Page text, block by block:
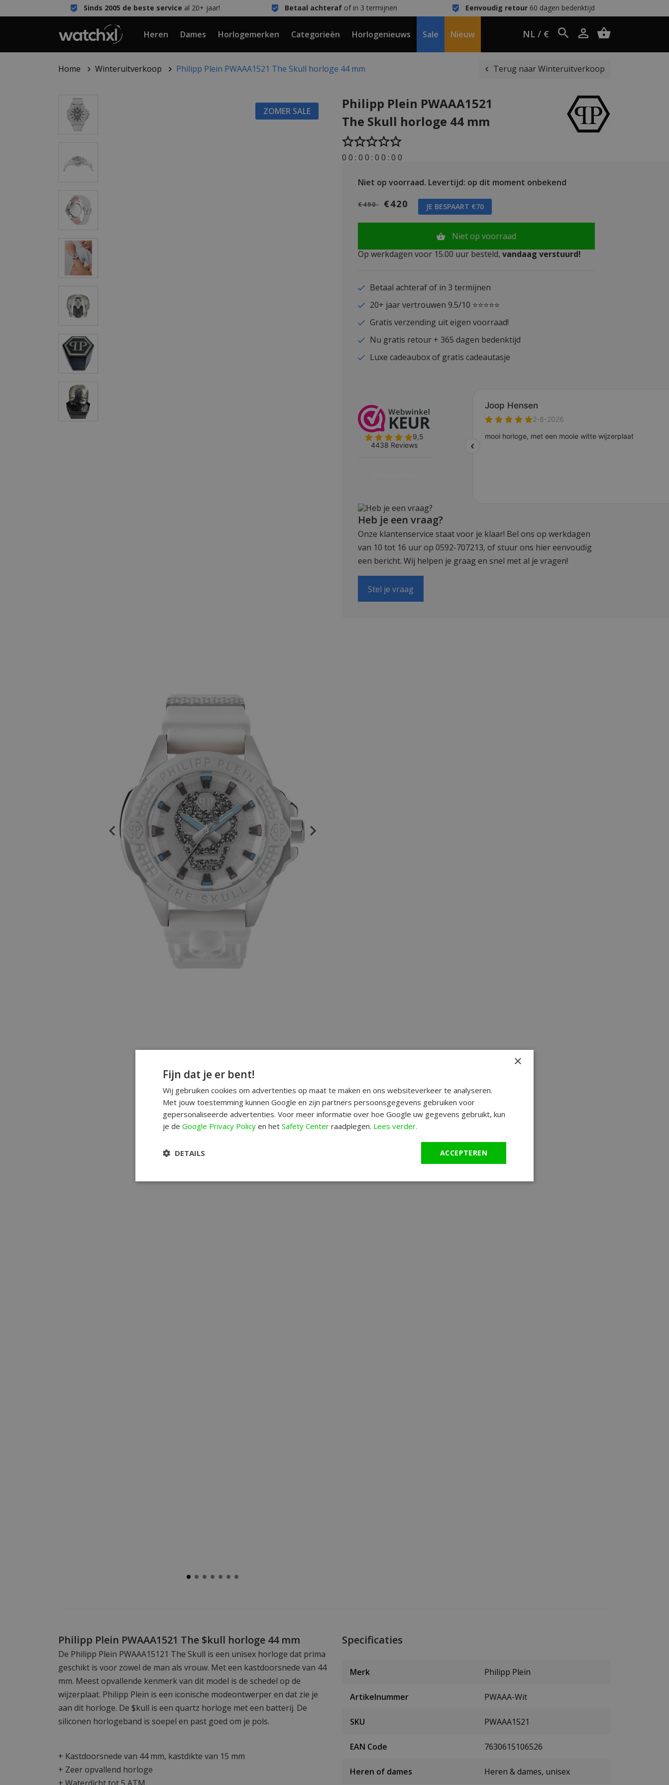
Sinds 2005 de beste service al 20+ jaar! Betaal achterafof in 3 termijnen Eenvoudig retour60 dagen bedenktijd
Heren Dames Horlogemerken Categorieën Horlogenieuws Sale Nieuw NL / €
Home Winteruitverkoop Philipp Plein PWAAA1521 The Skull horloge 44 mm Terug naar Winteruitverkoop
ZOMER SALE
Philipp Plein PWAAA1521
The Skull horloge 44 mm
0 0 : 0 0 : 0 0 : 0 0
Niet op voorraad. Levertijd: op dit moment onbekend
€490 €420 JE BESPAART €70
Niet op voorraad
Op werkdagen voor 15.00 uur besteld, vandaag verstuurd!
Betaal achteraf of in 3 termijnen
20+ jaar vertrouwen 9.5/10 ⭐⭐⭐⭐⭐
Gratis verzending uit eigen voorraad!
Nu gratis retour + 365 dagen bedenktijd
Luxe cadeaubox of gratis cadeautasje
Heb je een vraag?
Onze klantenservice staat voor je klaar! Bel ons op werkdagen
van 10 tot 16 uur op 0592-707213, of stuur ons hier eenvoudig
een bericht. Wij helpen je graag en snel met al je vragen!
Stel je vraag
Philipp Plein PWAAA1521 The $kull horloge 44 mm
De Philipp Plein PWAAA15121 The Skull is een unisex horloge dat prima
geschikt is voor zowel de man als vrouw. Met een kastdoorsnede van 44
mm. Meest opvallende kenmerk van dit model is de schedel op de
wijzerplaat. Philipp Plein is een iconische modeontwerper en dat zie je
aan dit horloge. De $kull is een quartz horloge met een batterij. De
siliconen horlogeband is soepel en past goed om je pols.
+ Kastdoorsnede van 44 mm, kastdikte van 15 mm
+ Zeer opvallend horloge
Specificaties
Merk Philipp Plein
Artikelnummer PWAAA-Wit
SKU PWAAA1521
EAN Code 7630615106526
Heren of dames Heren & dames, unisex
×
Fijn dat je er bent!
Wij gebruiken cookies om advertenties op maat te maken en ons websiteverkeer te analyseren.
Met jouw toestemming kunnen Google en zijn partners persoonsgegevens gebruiken voor
gepersonaliseerde advertenties. Voor meer informatie over hoe Google uw gegevens gebruikt, kun
je de Google Privacy Policy en het Safety Center raadplegen. Lees verder.
ACCEPTEREN
DETAILS